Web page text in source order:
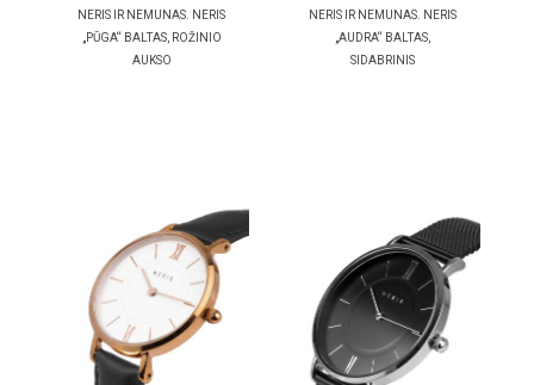
NERIS IR NEMUNAS. NERIS
„PŪGA“ BALTAS, ROŽINIO
AUKSO
NERIS IR NEMUNAS. NERIS
„AUDRA“ BALTAS,
SIDABRINIS